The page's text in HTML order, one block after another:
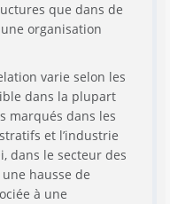
que dans de
organisation
varie selon les
dans la plupart
marqués dans les
et l’industrie
dans le secteur des
hausse de
à une